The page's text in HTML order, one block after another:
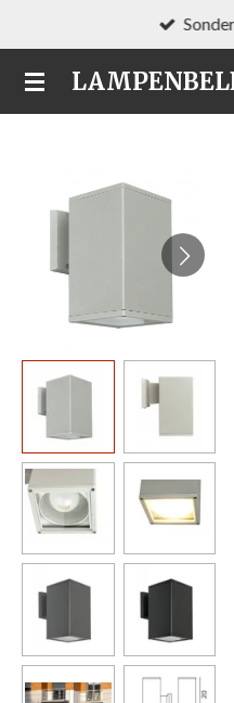
Hauptinhalt
springen